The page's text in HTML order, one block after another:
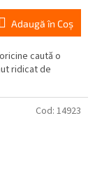
Adaugă în Coş
caută o
ridicat de
Cod: 14923